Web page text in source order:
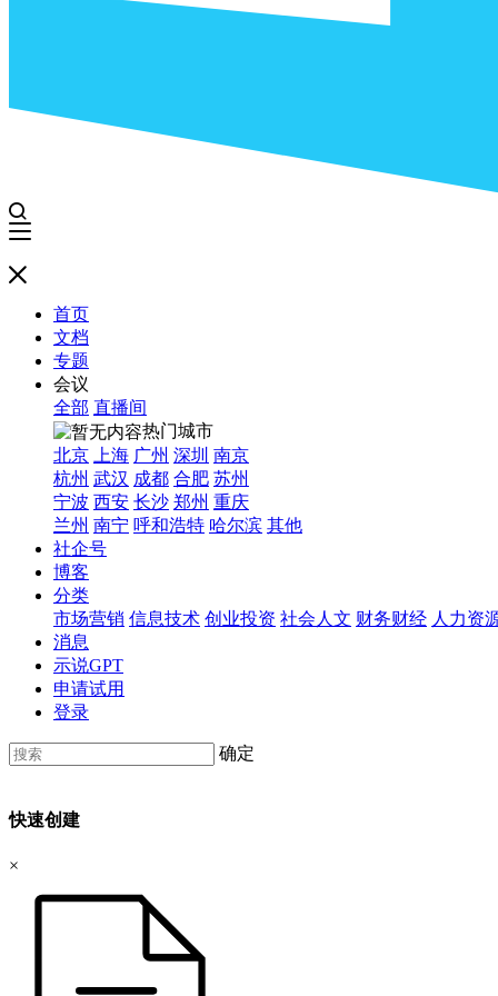
首页
文档
专题
会议
全部 直播间
热门城市
北京
上海 广州 深圳 南京
杭州 武汉 成都 合肥 苏州
宁波 西安 长沙 郑州 重庆
兰州 南宁 呼和浩特 哈尔滨 其他
社企号
博客
分类
市场营销 信息技术 创业投资 社会人文 财务财经 人力资
消息
示说GPT
申请试用
登录
确定
快速创建
×